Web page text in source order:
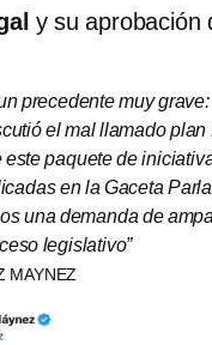
y su aprobación
precedente muy grave:
el mal llamado plan
este paquete de
en la Gaceta
una demanda de
legislativo”
MAYNEZ